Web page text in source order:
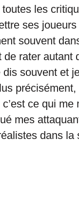
les
ses
souvent
de rater autant
dis souvent et
c’est ce qui
mes
dans la